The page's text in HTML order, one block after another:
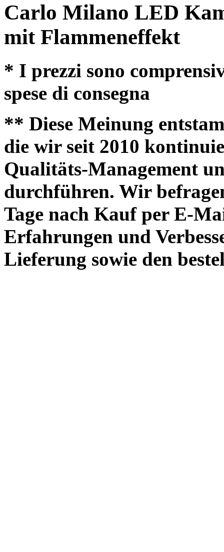
Carlo Milano LED
mit Flammeneffekt
* I prezzi sono
spese di consegna
** Diese Meinung
die wir seit 2010
Qualitäts-Management
durchführen. Wir
Tage nach Kauf per E-
Erfahrungen und
Lieferung sowie den